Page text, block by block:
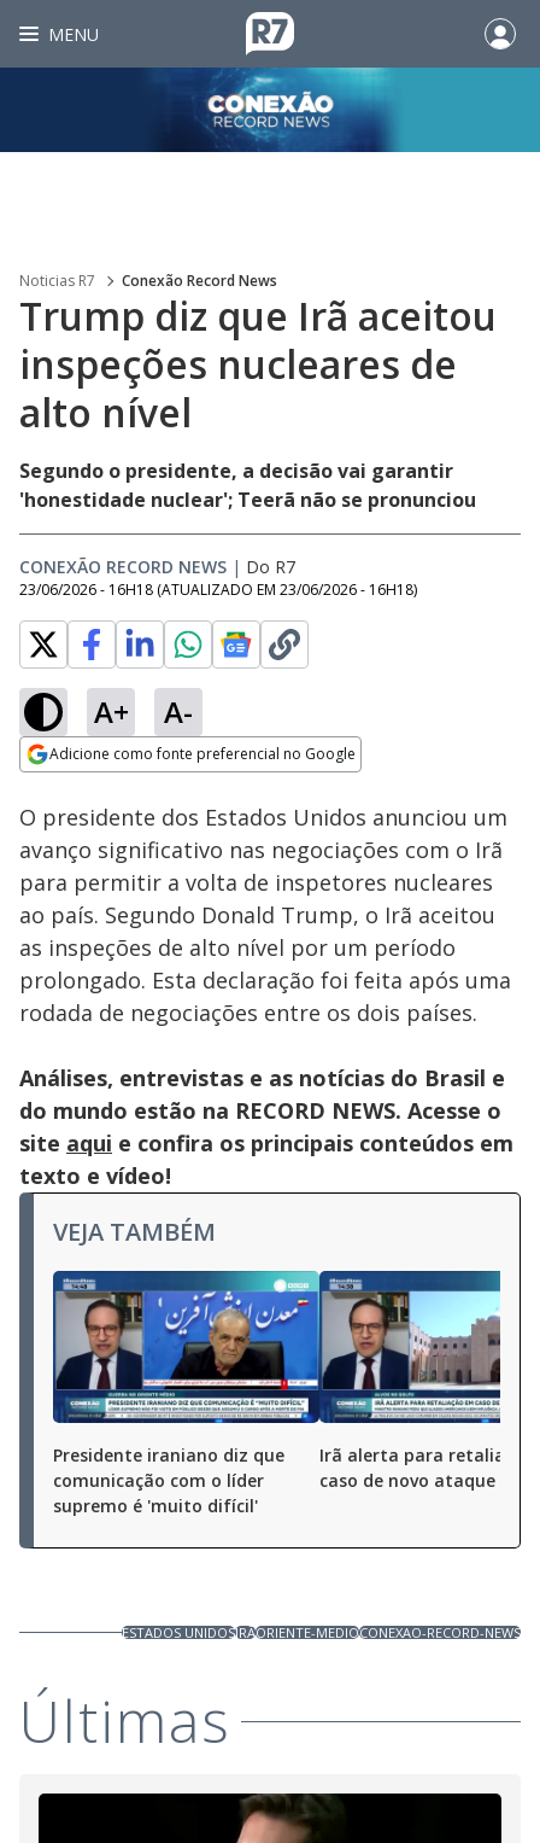
MENU
Noticias R7 Conexão Record News
Trump diz que Irã aceitou
inspeções nucleares de
alto nível
Segundo o presidente, a decisão vai garantir
'honestidade nuclear'; Teerã não se pronunciou
CONEXÃO RECORD NEWS | Do R7
23/06/2026 - 16H18 (ATUALIZADO EM 23/06/2026 - 16H18)
A+ A-
Adicione como fonte preferencial no Google
Ativar
Loaded:
40.45%
O presidente dos Estados Unidos anunciou um
avanço significativo nas negociações com o Irã
para permitir a volta de inspetores nucleares
ao país. Segundo Donald Trump, o Irã aceitou
as inspeções de alto nível por um período
prolongado. Esta declaração foi feita após uma
rodada de negociações entre os dois países.
Análises, entrevistas e as notícias do Brasil e
do mundo estão na RECORD NEWS. Acesse o
site aqui e confira os principais conteúdos em
texto e vídeo!
VEJA TAMBÉM
Presidente iraniano diz que
comunicação com o líder
supremo é 'muito difícil'
Irã alerta para retaliação
caso de novo ataque dos
ESTADOS UNIDOSIRÃORIENTE-MEDIOCONEXAO-RECORD-NEWS
Últimas